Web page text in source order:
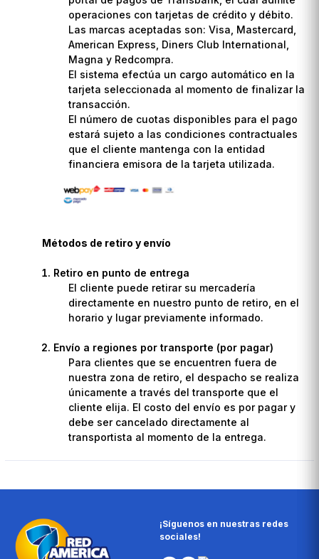
operaciones con tarjetas de crédito y débito.
Las marcas aceptadas son: Visa, Mastercard,
American Express, Diners Club International,
Magna y Redcompra.
El sistema efectúa un cargo automático en la
tarjeta seleccionada al momento de finalizar la
transacción.
El número de cuotas disponibles para el pago
estará sujeto a las condiciones contractuales
que el cliente mantenga con la entidad
financiera emisora de la tarjeta utilizada.
Métodos de retiro y envío
Retiro en punto de entrega
El cliente puede retirar su mercadería
directamente en nuestro punto de retiro, en el
horario y lugar previamente informado.
Envío a regiones por transporte (por pagar)
Para clientes que se encuentren fuera de
nuestra zona de retiro, el despacho se realiza
únicamente a través del transporte que el
cliente elija. El costo del envío es por pagar y
debe ser cancelado directamente al
transportista al momento de la entrega.
¡Síguenos en nuestras redes
sociales!